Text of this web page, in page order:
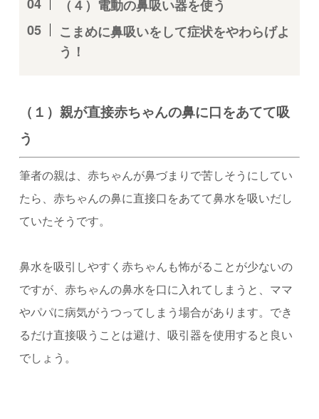
（４）電動の鼻吸い器を使う
こまめに鼻吸いをして症状をやわらげよ
う！
（１）親が直接赤ちゃんの鼻に口をあてて吸
う
筆者の親は、赤ちゃんが鼻づまりで苦しそうにしてい
たら、赤ちゃんの鼻に直接口をあてて鼻水を吸いだし
ていたそうです。
鼻水を吸引しやすく赤ちゃんも怖がることが少ないの
ですが、赤ちゃんの鼻水を口に入れてしまうと、ママ
やパパに病気がうつってしまう場合があります。でき
るだけ直接吸うことは避け、吸引器を使用すると良い
でしょう。